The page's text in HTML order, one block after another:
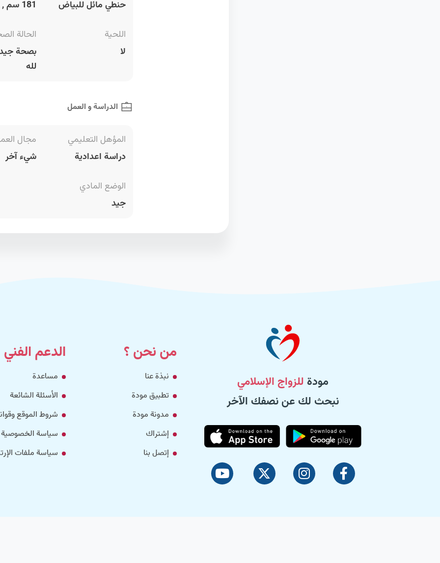
حنطي مائل للبياض
181 سم , 68 كغ
اللحية
لا
الحالة
بصحة
لله
الدراسة و العمل
المؤهل التعليمي
دراسة اعدادية
مجال
شيء آخر
الوضع المادي
جيد
مودة للزواج الإسلامي
نبحث لك عن نصفك الآخر
من نحن ؟
نبذة عنا
تطبيق مودة
مدونة مودة
إشتراك
إتصل بنا
الدعم الفني
مساعدة
الأسئلة الشائعة
شروط الموقع
سياسة الخصوصية
سياسة ملفات